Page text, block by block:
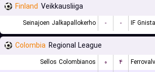
Finland Veikkausliiga
Seinajoen Jalkapallokerho - - IF
Colombia Regional League
Sellos Colombianos ۰ ۴